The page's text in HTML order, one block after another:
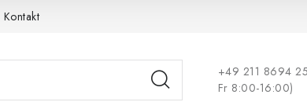
Kontakt
+49 211 8694
Fr 8:00-16:00)